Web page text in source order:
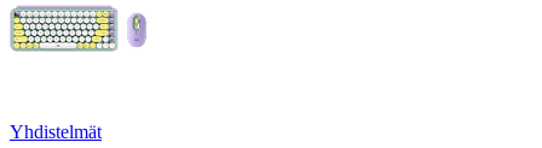
Yhdistelmät